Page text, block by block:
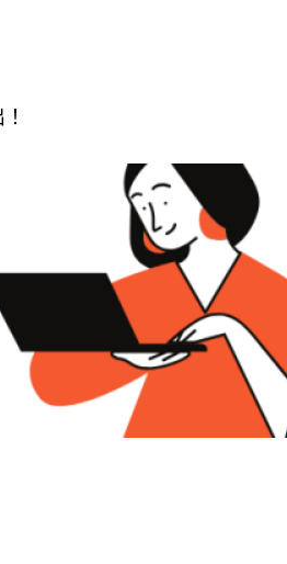
站設計怎麼做？提升預約與品
點
爭越來越激烈，診所若想脫穎而出，
位，更要有一個專業、信任感十足、具